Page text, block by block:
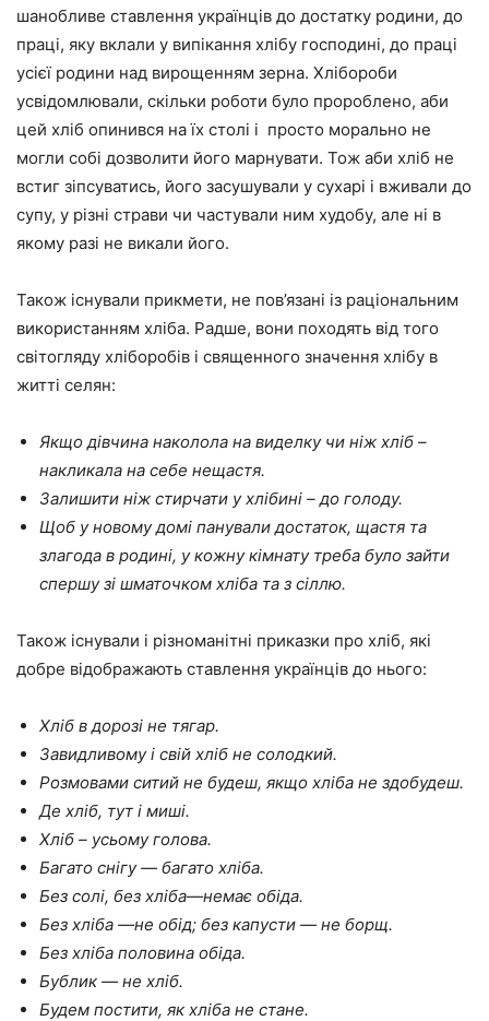
шанобливе ставлення українців до достатку родини, до
праці, яку вклали у випікання хлібу господині, до праці
усієї родини над вирощенням зерна. Хлібороби
усвідомлювали, скільки роботи було пророблено, аби
цей хліб опинився на їх столі і просто морально не
могли собі дозволити його марнувати. Тож аби хліб не
встиг зіпсуватись, його засушували у сухарі і вживали до
супу, у різні страви чи частували ним худобу, але ні в
якому разі не викали його.
Також існували прикмети, не пов’язані із раціональним
використанням хліба. Радше, вони походять від того
світогляду хліборобів і священного значення хлібу в
житті селян:
Якщо дівчина наколола на виделку чи ніж хліб –
накликала на себе нещастя.
Залишити ніж стирчати у хлібині – до голоду.
Щоб у новому домі панували достаток, щастя та
злагода в родині, у кожну кімнату треба було зайти
спершу зі шматочком хліба та з сіллю.
Також існували і різноманітні приказки про хліб, які
добре відображають ставлення українців до нього:
Хліб в дорозі не тягар.
Завидливому і свій хліб не солодкий.
Розмовами ситий не будеш, якщо хліба не здобудеш.
Де хліб, тут і миші.
Хліб – усьому голова.
Багато снігу — багато хліба.
Без солі, без хліба—немає обіда.
Без хліба —не обід; без капусти — не борщ.
Без хліба половина обіда.
Бублик — не хліб.
Будем постити, як хліба не стане.